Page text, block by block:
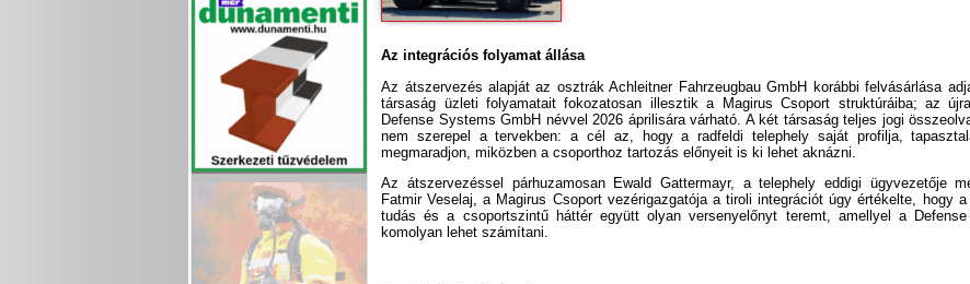
Az integrációs folyamat állása
Az átszervezés alapját az osztrák Achleitner Fahrzeugbau GmbH korábbi felvásárlása
társaság üzleti folyamatait fokozatosan illesztik a Magirus Csoport struktúráiba; az
Defense Systems GmbH névvel 2026 áprilisára várható. A két társaság teljes jogi
nem szerepel a tervekben: a cél az, hogy a radfeldi telephely saját profilja,
megmaradjon, miközben a csoporthoz tartozás előnyeit is ki lehet aknázni.
Az átszervezéssel párhuzamosan Ewald Gattermayr, a telephely eddigi ügyvezetője
Fatmir Veselaj, a Magirus Csoport vezérigazgatója a tiroli integrációt úgy értékelte, hogy
tudás és a csoportszintű háttér együtt olyan versenyelőnyt teremt, amellyel a
komolyan lehet számítani.